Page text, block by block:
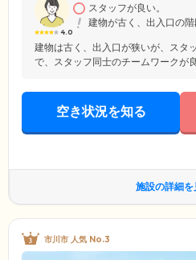
4.0
スタッフが良い。
建物が古く、出入口の階
建物は古く、出入口が狭いが、スタ
で、スタッフ同士のチームワークが
空き状況を知る
施設の詳細を
市川市 人気 No.3